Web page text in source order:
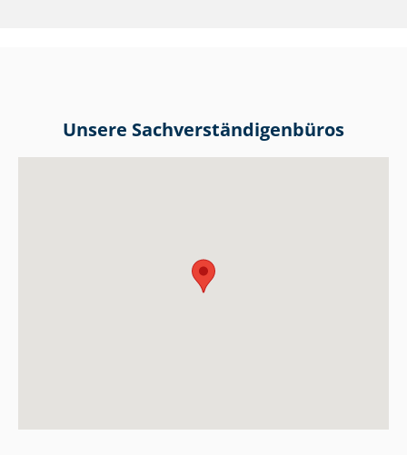
Unsere Sach­ver­stän­di­gen­bü­ros